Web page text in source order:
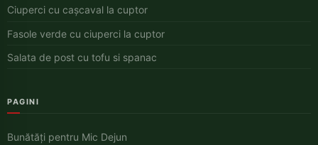
Ciuperci cu cașcaval la cuptor
Fasole verde cu ciuperci la cuptor
Salata de post cu tofu si spanac
PAGINI
Bunătăți pentru Mic Dejun